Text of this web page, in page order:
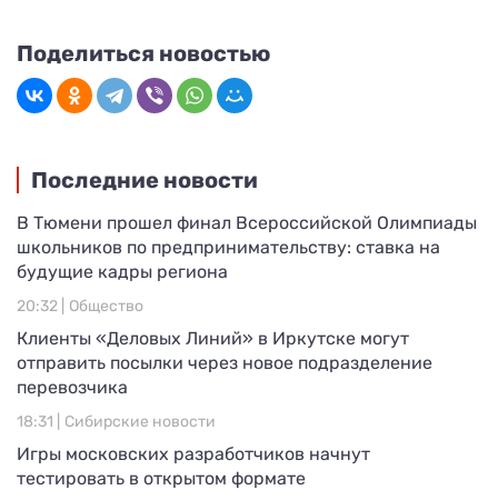
Поделиться новостью
Последние новости
В Тюмени прошел финал Всероссийской Олимпиады
школьников по предпринимательству: ставка на
будущие кадры региона
20:32 | Общество
Клиенты «Деловых Линий» в Иркутске могут
отправить посылки через новое подразделение
перевозчика
18:31 | Сибирские новости
Игры московских разработчиков начнут
тестировать в открытом формате